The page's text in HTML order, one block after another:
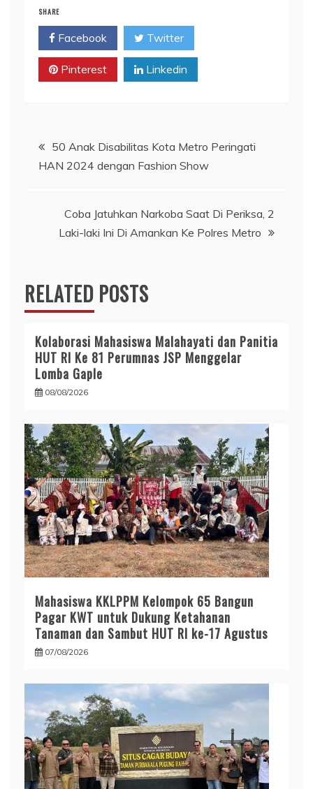
SHARE
Facebook Twitter
Pinterest Linkedin
Navigasi
pos
50 Anak Disabilitas Kota Metro Peringati
HAN 2024 dengan Fashion Show
Coba Jatuhkan Narkoba Saat Di Periksa, 2
Laki-laki Ini Di Amankan Ke Polres Metro
RELATED POSTS
Kolaborasi Mahasiswa Malahayati dan Panitia
HUT RI Ke 81 Perumnas JSP Menggelar
Lomba Gaple
08/08/2026
Mahasiswa KKLPPM Kelompok 65 Bangun
Pagar KWT untuk Dukung Ketahanan
Tanaman dan Sambut HUT RI ke-17 Agustus
07/08/2026